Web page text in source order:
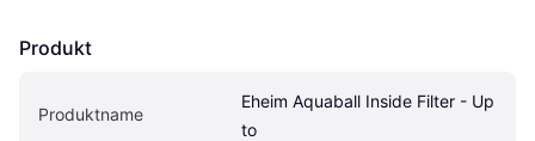
Produkt
Produktname
Eheim Aquaball Inside Filter - Up
to